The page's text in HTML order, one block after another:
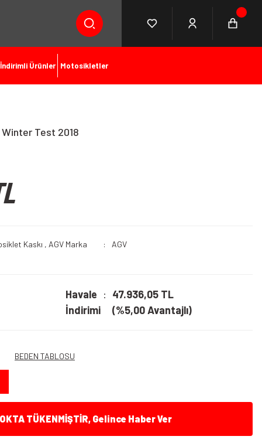
İndirimli Ürünler Motosikletler
Winter Test 2018
Kaskı , AGV Marka AGV
Havale
İndirimi
47.936,05 TL
(%5,00 Avantajlı)
BEDEN TABLOSU
TÜKENMİŞTİR, Gelince Haber Ver